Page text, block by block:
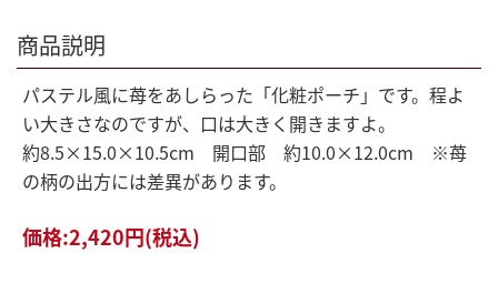
商品説明
パステル風に苺をあしらった「化粧ポーチ」です。程よ
い大きさなのですが、口は大きく開きますよ。
約8.5×15.0×10.5cm 開口部 約10.0×12.0cm ※苺
の柄の出方には差異があります。
価格:2,420円(税込)